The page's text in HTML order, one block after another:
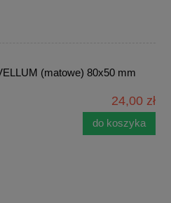
(matowe) 80x50 mm
24,00 zł
do koszyka